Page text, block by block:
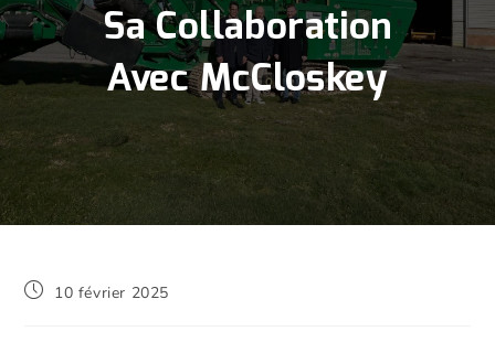
Sa Collaboration
Avec McCloskey
10 février 2025